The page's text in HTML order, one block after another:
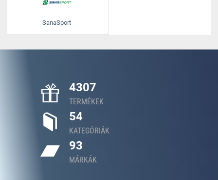
SanaSport
4307
TERMÉKEK
54
KATEGÓRIÁK
93
MÁRKÁK